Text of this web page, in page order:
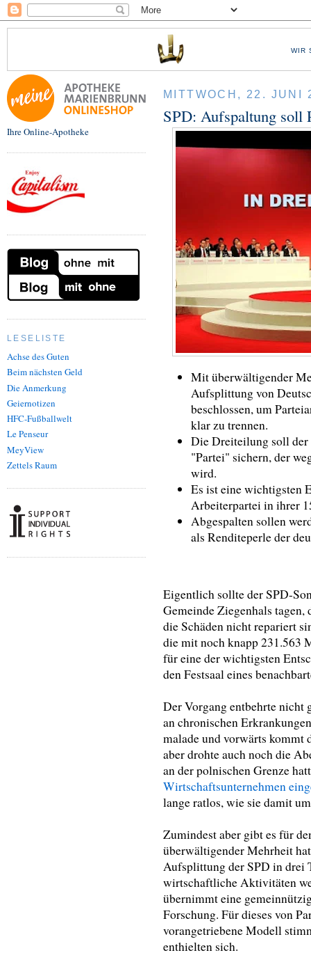
WIR
Ihre Online-Apotheke
LESELISTE
Achse des Guten
Beim nächsten Geld
Die Anmerkung
Geiernotizen
HFC-Fußballwelt
Le Penseur
MeyView
Zettels Raum
MITTWOCH, 22. JUNI
SPD: Aufspaltung soll
Mit überwältigender
Aufsplittung von
beschlossen, um
klar zu trennen.
Die Dreiteilung soll
"Partei" sichern, der
wird.
Es ist eine wichtigsten
Arbeiterpartei in ihrer
Abgespalten sollen
als Renditeperle der
Eigentlich sollte der SPD-
Gemeinde Ziegenhals
die Schäden nicht repariert
die mit noch knapp 231.563
für eine der wichtigsten
den Festsaal eines
Der Vorgang entbehrte nicht
an chronischen
malade und vorwärts kommt
aber drohte auch noch die
an der polnischen Grenze
Wirtschaftsunternehmen
lange ratlos, wie sie damit
Zumindest aber gibt es für
überwältigender Mehrheit
Aufsplittung der SPD in drei
wirtschaftliche Aktivitäten
übernimmt eine
Forschung. Für dieses von
vorangetriebene Modell
enthielten sich.